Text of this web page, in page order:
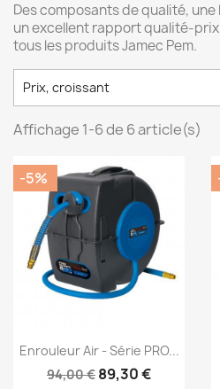
Des composants de qualité,
un excellent rapport qualité-
tous les produits Jamec Pem.
Prix, croissant
Affichage 1-6 de 6 article(s)
Aperçu rapide
Enrouleur Air - Série PRO...
94,00 € 89,30 €
-5%